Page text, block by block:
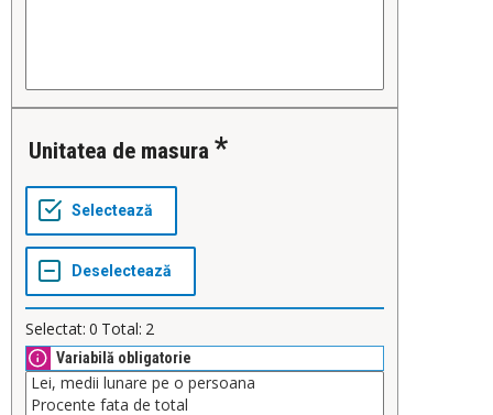
Unitatea de masura
Selectat: 0 Total: 2
Variabilă obligatorie